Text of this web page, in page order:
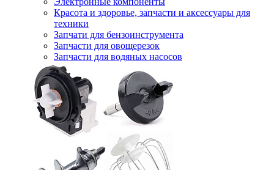
Красота и здоровье, запчасти и аксессуары для
техники
Запчати для бензоинструмента
Запчасти для овощерезок
Запчасти для водяных насосов